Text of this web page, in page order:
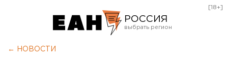
РОССИЯ
[18+]
← НОВОСТИ